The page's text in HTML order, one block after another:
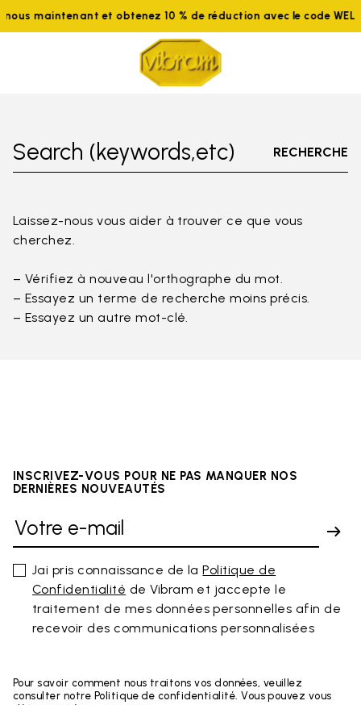
maintenant et obtenez 10 % de réduction avec le code
Search (keywords,etc) RECHERCHE
Laissez-nous vous aider à trouver ce que vous
cherchez.
– Vérifiez à nouveau l'orthographe du mot.
– Essayez un terme de recherche moins précis.
– Essayez un autre mot-clé.
INSCRIVEZ-VOUS POUR NE PAS MANQUER NOS
DERNIÈRES NOUVEAUTÉS
Jai pris connaissance de laPolitique de
Confidentialité de Vibram et jaccepte le
traitement de mes données personnelles afin de
recevoir des communications personnalisées
Pour savoir comment nous traitons vos données, veuillez
consulter notre Politique de confidentialité. Vous pouvez vous